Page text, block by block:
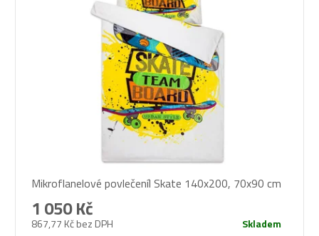
Mikroflanelové povlečeníl Skate 140x200, 70x90 cm
867,77 Kč bez DPH
1 050 Kč
Skladem